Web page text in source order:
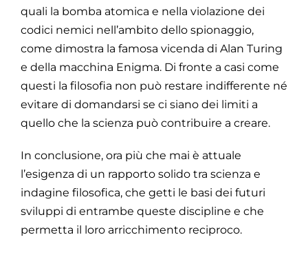
quali la bomba atomica e nella violazione dei
codici nemici nell’ambito dello spionaggio,
come dimostra la famosa vicenda di Alan Turing
e della macchina Enigma. Di fronte a casi come
questi la filosofia non può restare indifferente né
evitare di domandarsi se ci siano dei limiti a
quello che la scienza può contribuire a creare.
In conclusione, ora più che mai è attuale
l’esigenza di un rapporto solido tra scienza e
indagine filosofica, che getti le basi dei futuri
sviluppi di entrambe queste discipline e che
permetta il loro arricchimento reciproco.